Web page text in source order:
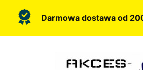
Darmowa dostawa od